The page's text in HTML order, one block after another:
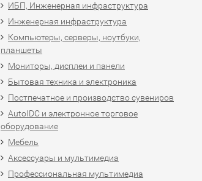
ИБП, Инженерная инфраструктура
Инженерная инфраструктура
Компьютеры, серверы, ноутбуки,
планшеты
Мониторы, дисплеи и панели
Бытовая техника и электроника
Постпечатное и производство сувениров
AutoIDC и электронное торговое
оборудование
Мебель
Аксессуары и мультимедиа
Профессиональная мультимедиа